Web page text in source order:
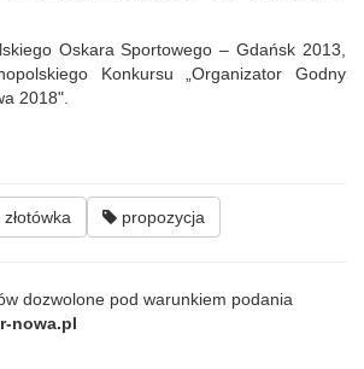
Oskara Sportowego – Gdańsk 2013,
Konkursu „Organizator Godny
2018".
złotówka propozycja
dozwolone pod warunkiem podania
nowa.pl